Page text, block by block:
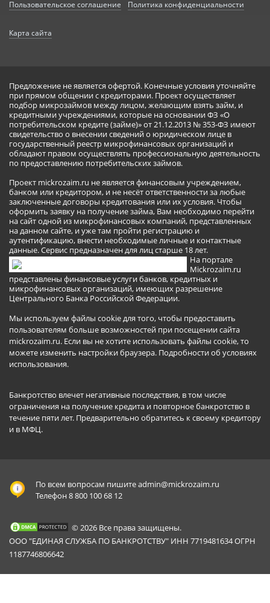
Пользовательское соглашение Политика конфиденциальности
Карта сайта
Предложение не является офертой. Конечные условия уточняйте
при прямом общении с кредиторами. Проект осуществляет
подбор микрозаймов между лицом, желающим взять займ, и
кредитными учреждениями, которые на основании ФЗ «О
потребительском кредите (займе)» от 21.12.2013 № 353-ФЗ имеют
свидетельство о внесении сведений о юридическом лице в
государственный реестр микрофинансовых организаций и
обладают правом осуществлять профессиональную деятельность
по предоставлению потребительских займов.
Проект mickrozaim.ru не является финансовым учреждением,
банком или кредитором, и не несёт ответственности за любые
заключенные договоры кредитования или их условия. Чтобы
оформить заявку на получение займа, Вам необходимо перейти
на сайт одной из микрофинансовых компаний, представленных
на данном сайте, и уже там пройти регистрацию и
аутентификацию, внести необходимые личные и контактные
данные. Сервис предназначен для лиц старше 18 лет.
На портале
Mickrozaim.ru
представлены финансовые услуги банков, кредитных и
микрофинансовых организаций, имеющих разрешение
Центрального Банка Российской Федерации.
Мы используем файлы cookie для того, чтобы предоставить
пользователям больше возможностей при посещении сайта
mickrozaim.ru. Если вы не хотите использовать файлы cookie, то
можете изменить настройки браузера. Подробности об условиях
использования.
Банкротство влечет негативные последствия, в том числе
ограничения на получение кредита и повторное банкротство в
течение пяти лет. Предварительно обратитесь к своему кредитору
и в МФЦ.
По всем вопросам пишитеadmin@mickrozaim.ru
Телефон 8 800 100 68 12
© 2026 Все права защищены.
ООО "ЕДИНАЯ СЛУЖБА ПО БАНКРОТСТВУ" ИНН 7719481634 ОГРН
1187746806642